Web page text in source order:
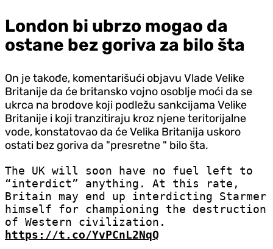
London bi ubrzo mogao da
ostane bez goriva za bilo šta
On je takođe, komentarišući objavu Vlade Velike
Britanije da će britansko vojno osoblje moći da se
ukrca na brodove koji podležu sankcijama Velike
Britanije i koji tranzitiraju kroz njene teritorijalne
vode, konstatovao da će Velika Britanija uskoro
ostati bez goriva da "presretne " bilo šta.
The UK will soon have no fuel left to
“interdict” anything. At this rate,
Britain may end up interdicting Starmer
himself for championing the destruction
of Western civilization.
https://t.co/YvPCnL2NqQ